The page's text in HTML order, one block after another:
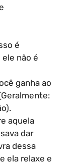
é
não é
ganha ao
aquela
dar
dessa
ela relaxe e